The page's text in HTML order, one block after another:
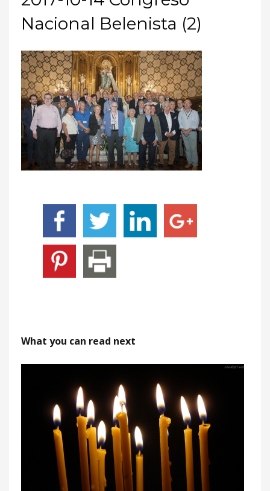
Nacional Belenista (2)
What you can read next